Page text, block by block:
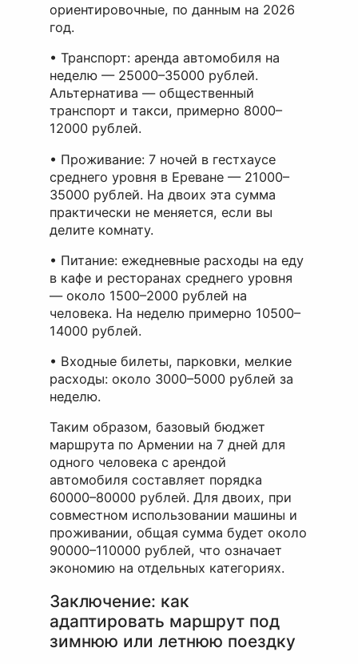
ориентировочные, по данным на 2026
год.
• Транспорт: аренда автомобиля на
неделю — 25000–35000 рублей.
Альтернатива — общественный
транспорт и такси, примерно 8000–
12000 рублей.
• Проживание: 7 ночей в гестхаусе
среднего уровня в Ереване — 21000–
35000 рублей. На двоих эта сумма
практически не меняется, если вы
делите комнату.
• Питание: ежедневные расходы на еду
в кафе и ресторанах среднего уровня
— около 1500–2000 рублей на
человека. На неделю примерно 10500–
14000 рублей.
• Входные билеты, парковки, мелкие
расходы: около 3000–5000 рублей за
неделю.
Таким образом, базовый бюджет
маршрута по Армении на 7 дней для
одного человека с арендой
автомобиля составляет порядка
60000–80000 рублей. Для двоих, при
совместном использовании машины и
проживании, общая сумма будет около
90000–110000 рублей, что означает
экономию на отдельных категориях.
Заключение: как
адаптировать маршрут под
зимнюю или летнюю поездку